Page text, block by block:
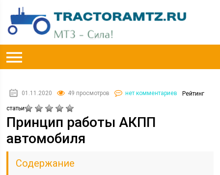
01.11.2020 49 просмотров нет комментариев Рейтинг
статьи
Принцип работы АКПП
автомобиля
Содержание